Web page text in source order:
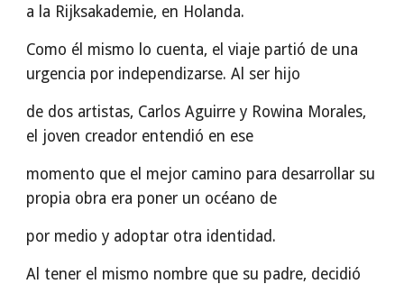
a la Rijksakademie, en Holanda.
Como él mismo lo cuenta, el viaje partió de una
urgencia por independizarse. Al ser hijo
de dos artistas, Carlos Aguirre y Rowina Morales,
el joven creador entendió en ese
momento que el mejor camino para desarrollar su
propia obra era poner un océano de
por medio y adoptar otra identidad.
Al tener el mismo nombre que su padre, decidió